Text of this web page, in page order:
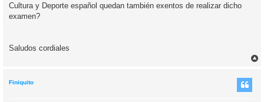
Cultura y Deporte español quedan también exentos de realizar dicho
examen?
Saludos cordiales
Finiquito